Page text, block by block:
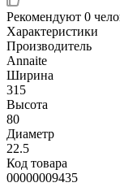
Рекомендуют 0
Характеристики
Производитель
Annaite
Ширина
315
Высота
80
Диаметр
22.5
Код товара
00000009435